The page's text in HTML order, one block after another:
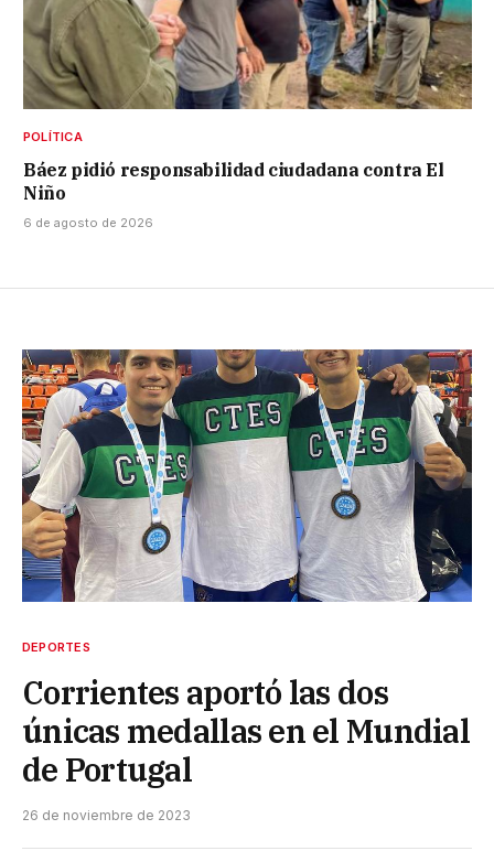
POLÍTICA
Báez pidió responsabilidad ciudadana contra El
Niño
6 de agosto de 2026
DEPORTES
Corrientes aportó las dos
únicas medallas en el Mundial
de Portugal
26 de noviembre de 2023